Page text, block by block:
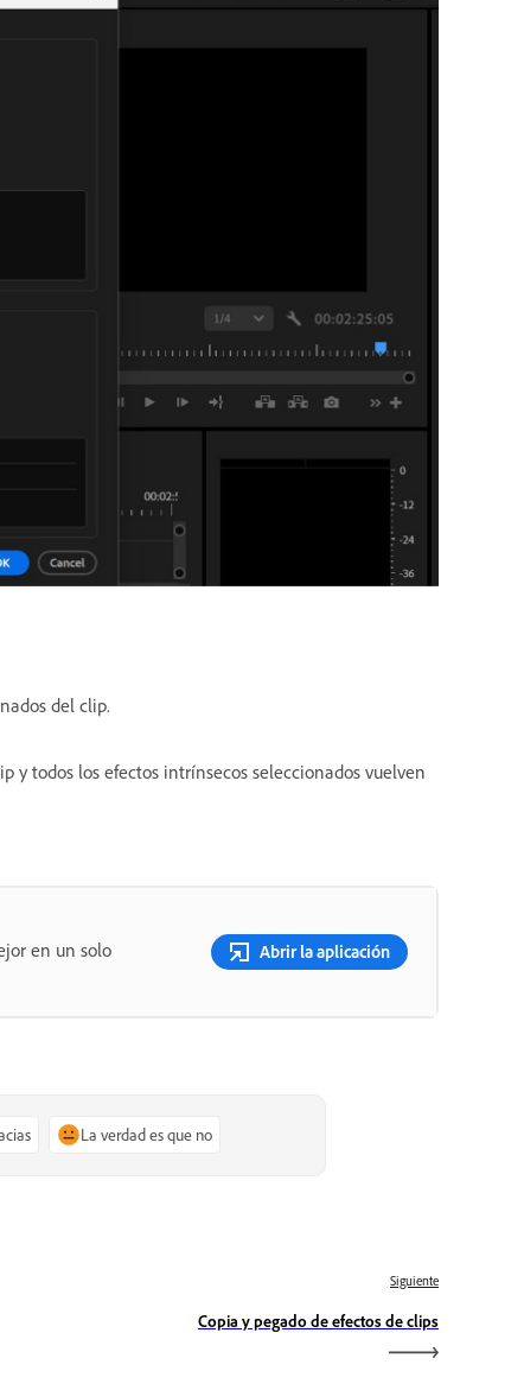
del clip.
y todos los efectos intrínsecos seleccionados vuelven
en un solo
Abrir la aplicación
La verdad es que no
Siguiente
Copia y pegado de efectos de clips